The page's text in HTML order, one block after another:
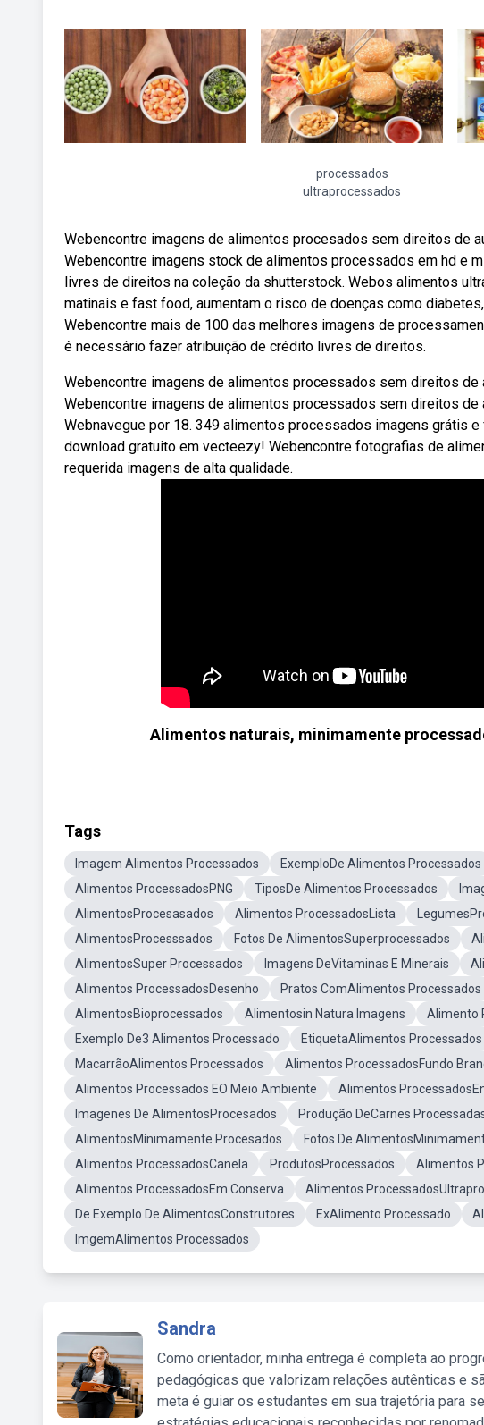
processados
ultraprocessados
Webencontre imagens de alimentos procesados sem direitos de
Webencontre imagens stock de alimentos processados em hd e
livres de direitos na coleção da shutterstock. Webos alimentos
matinais e fast food, aumentam o risco de doenças como
Webencontre mais de 100 das melhores imagens de
é necessário fazer atribuição de crédito livres de direitos.
Webencontre imagens de alimentos processados sem direitos de
Webencontre imagens de alimentos processados sem direitos de
Webnavegue por 18. 349 alimentos processados imagens grátis
download gratuito em vecteezy! Webencontre fotografias de
requerida imagens de alta qualidade.
Alimentos naturais, minimamente
Tags
Imagem Alimentos Processados ExemploDe Alimentos Processados
Alimentos ProcessadosPNG
TiposDe Alimentos Processados
AlimentosProcesasados
Alimentos ProcessadosLista
AlimentosProcesssados
Fotos De AlimentosSuperprocessados
AlimentosSuper Processados
Imagens DeVitaminas E Minerais
Alimentos ProcessadosDesenho
Pratos ComAlimentos Processados
AlimentosBioprocessados
Alimentosin Natura Imagens Alimento
Exemplo De3 Alimentos Processado
EtiquetaAlimentos Processados
MacarrãoAlimentos Processados
Alimentos ProcessadosFundo
Alimentos Processados EO Meio Ambiente
Alimentos
Imagenes De AlimentosProcesados
Produção DeCarnes
AlimentosMínimamente Procesados
Fotos De
Alimentos ProcessadosCanela
ProdutosProcessados
Alimentos
Alimentos ProcessadosEm Conserva
Alimentos
De Exemplo De AlimentosConstrutores
ExAlimento Processado
ImgemAlimentos Processados
Sandra
Como orientador, minha entrega é completa ao
pedagógicas que valorizam relações autênticas e
meta é guiar os estudantes em sua trajetória para